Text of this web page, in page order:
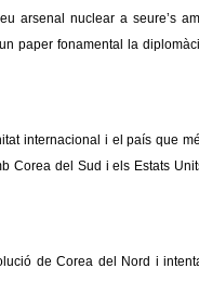
arsenal nuclear a seure’s
paper fonamental la
internacional i el país que
Corea del Sud i els Estats
de Corea del Nord i